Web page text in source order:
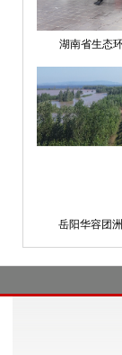
湖南省生态
岳阳华容团